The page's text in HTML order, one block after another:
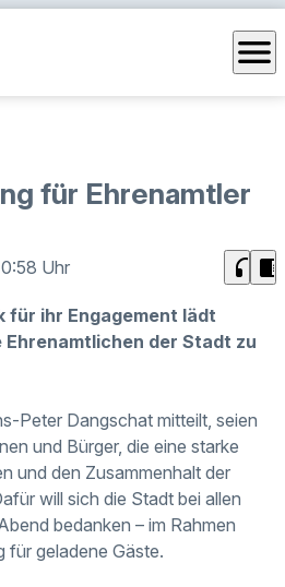
menu
für Ehrenamtler
Uhr headphones chrome_reader_mode
für ihr Engagement lädt
Ehrenamtlichen der Stadt zu
Peter Dangschat mitteilt, seien
und Bürger, die eine starke
und den Zusammenhalt der
will sich die Stadt bei allen
bedanken – im Rahmen
für geladene Gäste.